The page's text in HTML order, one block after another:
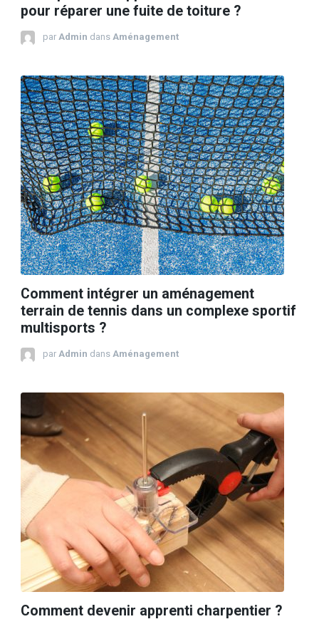
pour réparer une fuite de toiture ?
par Admin dans Aménagement
Comment intégrer un aménagement
terrain de tennis dans un complexe sportif
multisports ?
par Admin dans Aménagement
Comment devenir apprenti charpentier ?